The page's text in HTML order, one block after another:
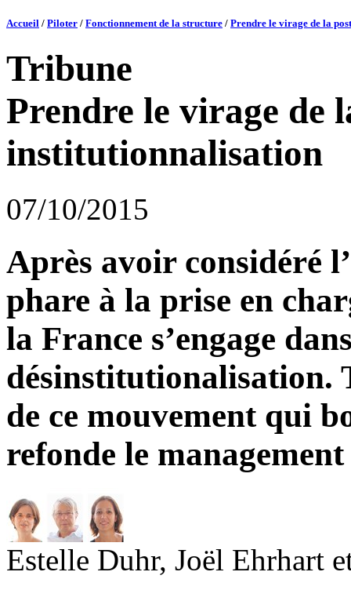
Accueil / Piloter / Fonctionnement de la structure / Prendre le virage de la
Tribune
Prendre le virage de
institutionnalisation
07/10/2015
Après avoir considéré
phare à la prise en
la France s’engage
désinstitutionalisation.
de ce mouvement qui
refonde le
Estelle Duhr, Joël Ehrhart